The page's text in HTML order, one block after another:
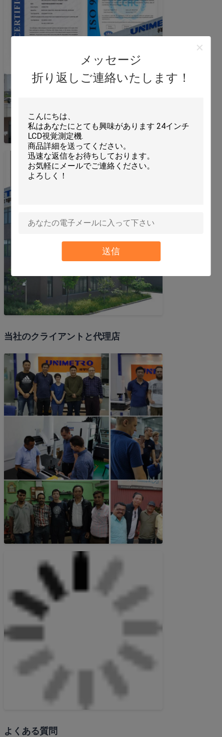
メッセージ
折り返しご連絡いたします！
送信
当社のクライアントと代理店
よくある質問